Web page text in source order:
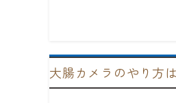
大腸カメラのやり方